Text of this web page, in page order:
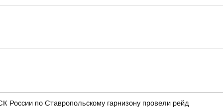
России по Ставропольскому гарнизону провели рейд